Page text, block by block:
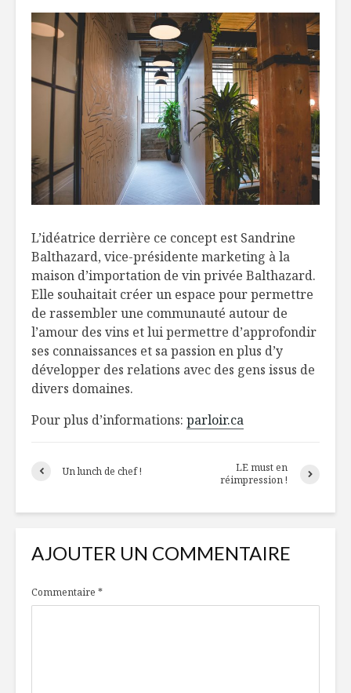
L’idéatrice derrière ce concept est Sandrine
Balthazard, vice-présidente marketing à la
maison d’importation de vin privée Balthazard.
Elle souhaitait créer un espace pour permettre
de rassembler une communauté autour de
l’amour des vins et lui permettre d’approfondir
ses connaissances et sa passion en plus d’y
développer des relations avec des gens issus de
divers domaines.
Pour plus d’informations: parloir.ca
Un lunch de chef !
LE must en
réimpression !
AJOUTER UN COMMENTAIRE
Commentaire *